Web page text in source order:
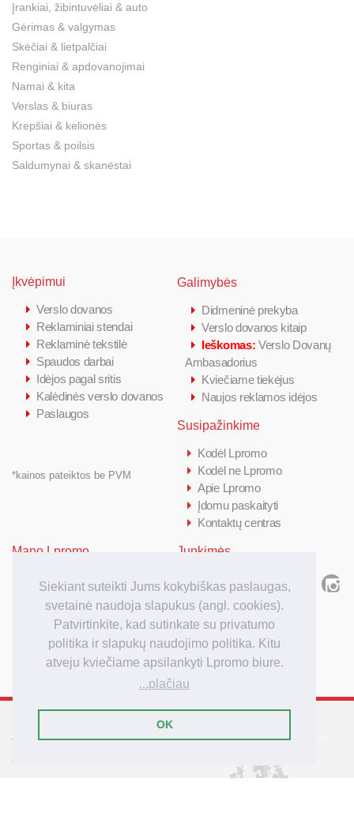
Siekiant suteikti Jums kokybiškas paslaugas,
svetainė naudoja slapukus (angl. cookies).
Patvirtinkite, kad sutinkate su privatumo
politika ir slapukų naudojimo politika. Kitu
atveju kviečiame apsilankyti Lpromo biure.
...plačiau
OK
Įrankiai, žibintuvėliai & auto
Gėrimas & valgymas
Skėčiai & lietpalčiai
Renginiai & apdovanojimai
Namai & kita
Verslas & biuras
Krepšiai & kelionės
Sportas & poilsis
Saldumynai & skanėstai
Įkvėpimui
Verslo dovanos
Reklaminiai stendai
Reklaminė tekstilė
Spaudos darbai
Idėjos pagal sritis
Kalėdinės verslo dovanos
Paslaugos
*kainos pateiktos be PVM
Galimybės
Didmeninė prekyba
Verslo dovanos kitaip
Ieškomas: Verslo Dovanų
Ambasadorius
Kviečiame tiekėjus
Naujos reklamos idėjos
Susipažinkime
Kodėl Lpromo
Kodėl ne Lpromo
Apie Lpromo
Įdomu paskaityti
Kontaktų centras
Mano Lpromo
Prisijungti/ Registruotis
Kaip užsakyti
Užsakymo apmokėjimas
Užsakymo pristatymas
Junkimės
Tarptautinis reklamos
agenturos Lpromo tinklas